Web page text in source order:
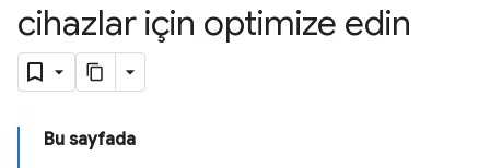
cihazlar için optimize edin
Bu sayfada